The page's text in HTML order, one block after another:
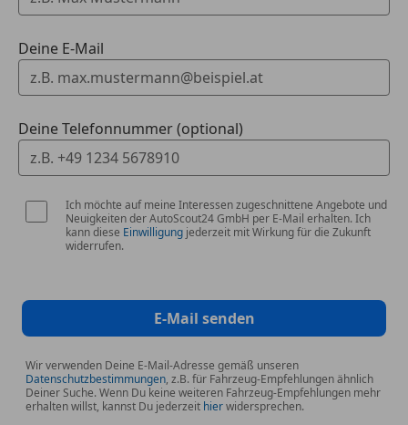
Multimedia
DAB Tuner
Anhängerkupplung (Kugelkopf schwenkbar)
Elektrische Gepäckraumklappe
Reifenreparatur-Set
Sonstiges
Active Guard
Airbag Fahrerseite
Anhänger-Stabilisierungs-Programm (ASL)
Deine E-Mail
Deine Telefonnummer (optional)
Ich möchte auf meine Interessen zugeschnittene Angebote und
Neuigkeiten der AutoScout24 GmbH per E-Mail erhalten. Ich
kann diese Einwilligung jederzeit mit Wirkung für die Zukunft
widerrufen.
E-Mail senden
Wir verwenden Deine E-Mail-Adresse gemäß unseren
Datenschutzbestimmungen, z.B. für Fahrzeug-Empfehlungen ähnlich
Deiner Suche. Wenn Du keine weiteren Fahrzeug-Empfehlungen mehr
erhalten willst, kannst Du jederzeit hierwidersprechen.